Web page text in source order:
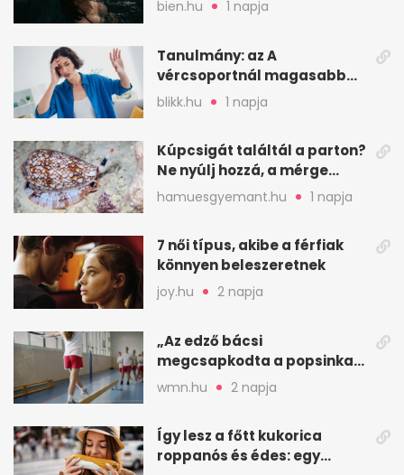
bien.hu 1 napja
Tanulmány: az A
vércsoportnál magasabb
lehet a sztrók kockázata
blikk.hu 1 napja
Kúpcsigát találtál a parton?
Ne nyúlj hozzá, a mérge
halálos is lehet
hamuesgyemant.hu 1 napja
7 női típus, akibe a férfiak
könnyen beleszeretnek
joy.hu 2 napja
„Az edző bácsi
megcsapkodta a popsinkat”
– Klára nyári táboros
wmn.hu 2 napja
Így lesz a főtt kukorica
roppanós és édes: egy